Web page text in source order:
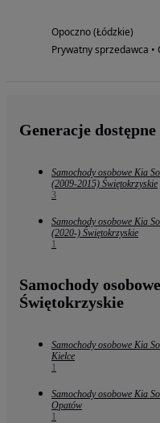
Opoczno (Łódzkie)
Prywatny sprzedawca •
Generacje
Samochody osobowe Kia
(2009-2015) Świętokrzyskie
3
Samochody osobowe Kia
(2020-) Świętokrzyskie
1
Samochody
Świętokrzyskie
Samochody osobowe Kia
Kielce
1
Samochody osobowe Kia
Opatów
1